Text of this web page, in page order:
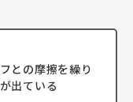
との摩擦を繰り
出ている